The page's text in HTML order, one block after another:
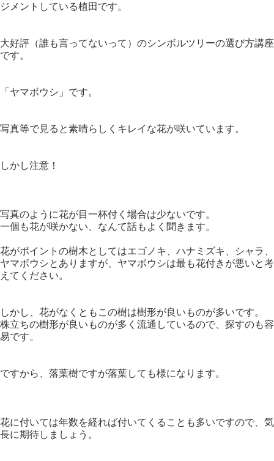
ジメントしている植田です。
大好評（誰も言ってないって）のシンボルツリーの選び方講座
です。
「ヤマボウシ」です。
写真等で見ると素晴らしくキレイな花が咲いています。
しかし注意！
写真のように花が目一杯付く場合は少ないです。
一個も花が咲かない、なんて話もよく聞きます。
花がポイントの樹木としてはエゴノキ、ハナミズキ、シャラ、
ヤマボウシとありますが、ヤマボウシは最も花付きが悪いと考
えてください。
しかし、花がなくともこの樹は樹形が良いものが多いです。
株立ちの樹形が良いものが多く流通しているので、探すのも容
易です。
ですから、落葉樹ですが落葉しても様になります。
花に付いては年数を経れば付いてくることも多いですので、気
長に期待しましょう。